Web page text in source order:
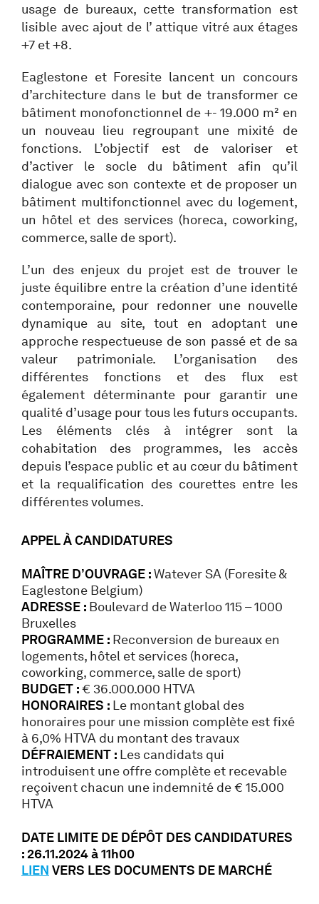
usage de bureaux, cette transformation est
lisible avec ajout de l’ attique vitré aux étages
+7 et +8.
Eaglestone et Foresite lancent un concours
d’architecture dans le but de transformer ce
bâtiment monofonctionnel de +- 19.000 m² en
un nouveau lieu regroupant une mixité de
fonctions. L’objectif est de valoriser et
d’activer le socle du bâtiment afin qu’il
dialogue avec son contexte et de proposer un
bâtiment multifonctionnel avec du logement,
un hôtel et des services (horeca, coworking,
commerce, salle de sport).
L’un des enjeux du projet est de trouver le
juste équilibre entre la création d’une identité
contemporaine, pour redonner une nouvelle
dynamique au site, tout en adoptant une
approche respectueuse de son passé et de sa
valeur patrimoniale. L’organisation des
différentes fonctions et des flux est
également déterminante pour garantir une
qualité d’usage pour tous les futurs occupants.
Les éléments clés à intégrer sont la
cohabitation des programmes, les accès
depuis l’espace public et au cœur du bâtiment
et la requalification des courettes entre les
différentes volumes.
APPEL À CANDIDATURES
MAÎTRE D’OUVRAGE :Watever SA (Foresite &
Eaglestone Belgium)
ADRESSE : Boulevard de Waterloo 115 – 1000
Bruxelles
PROGRAMME : Reconversion de bureaux en
logements, hôtel et services (horeca,
coworking, commerce, salle de sport)
BUDGET :€ 36.000.000 HTVA
HONORAIRES : Le montant global des
honoraires pour une mission complète est fixé
à 6,0% HTVA du montant des travaux
DÉFRAIEMENT : Les candidats qui
introduisent une offre complète et recevable
reçoivent chacun une indemnité de € 15.000
HTVA
DATE LIMITE DE DÉPÔT DES CANDIDATURES
: 26.11.2024 à 11h00
LIEN VERS LES DOCUMENTS DE MARCHÉ